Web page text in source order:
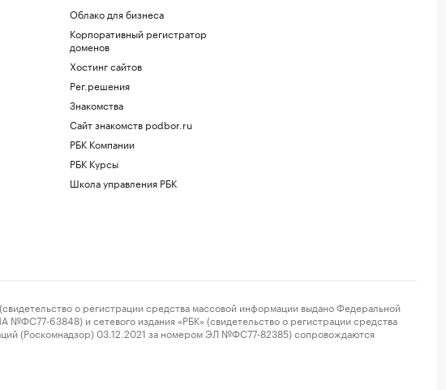
Облако для бизнеса
Корпоративный регистратор
доменов
Хостинг сайтов
Рег.решения
Знакомства
Сайт знакомств podbor.ru
РБК Компании
РБК Курсы
Школа управления РБК
о регистрации средства массовой информации выдано Федеральной
63848) и сетевого издания «РБК» (свидетельство о регистрации средства
(Роскомнадзор) 03.12.2021 за номером ЭЛ №ФС77-82385) сопровождаются